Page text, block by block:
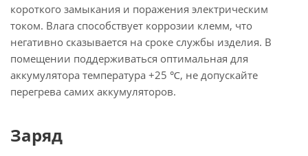
короткого замыкания и поражения электрическим
током. Влага способствует коррозии клемм, что
негативно сказывается на сроке службы изделия. В
помещении поддерживаться оптимальная для
аккумулятора температура +25 ℃, не допускайте
перегрева самих аккумуляторов.
Заряд